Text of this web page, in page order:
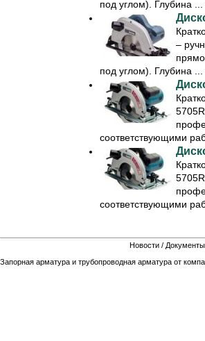
под углом). Глубина ...
–
под углом). Глубина ...
соответствующими
соответствующими
Новости / Документы
арматура и трубопроводная арматура от